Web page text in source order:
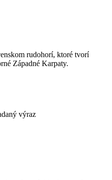
rudohorí, ktoré tvorí
Západné Karpaty.
výraz